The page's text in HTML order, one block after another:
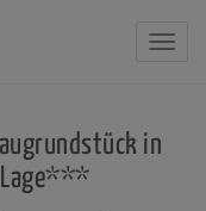
in
Lage***